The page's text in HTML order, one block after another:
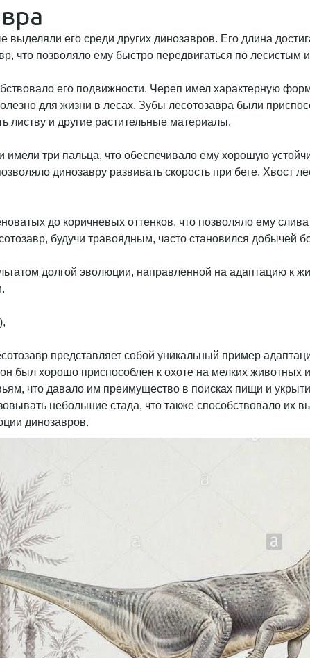
его среди других динозавров. Его длина
что позволяло ему быстро передвигаться по лесистым
его подвижности. Череп имел характерную
для жизни в лесах. Зубы лесотозавра были
и другие растительные материалы.
имели три пальца, что обеспечивало ему хорошую
динозавру развивать скорость при беге. Хвост
до коричневых оттенков, что позволяло ему
будучи травоядным, часто становился добычей
долгой эволюции, направленной на адаптацию к
представляет собой уникальный пример
был хорошо приспособлен к охоте на мелких
что давало им преимущество в поисках пищи и
небольшие стада, что также способствовало
динозавров.